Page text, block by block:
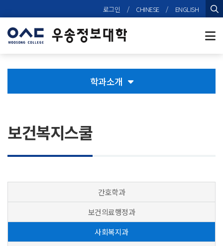
로그인 / CHINESE / ENGLISH
학과소개
보건복지스쿨
간호학과
보건의료행정과
사회복지과